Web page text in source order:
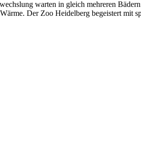
warten in gleich mehreren
Der Zoo Heidelberg begeistert mit